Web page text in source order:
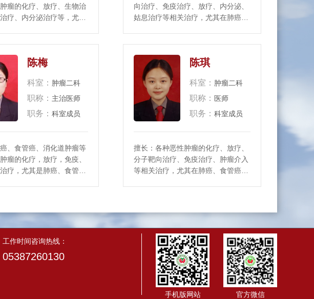
瘤的化疗、放疗、生物治
疗、内分泌治疗等，尤其
向治疗、免疫治疗、放疗、内分泌、
姑息治疗等相关治疗，尤其在肺癌、
陈梅
科室： 肿瘤二科
职称： 主治医师
职务：科室成员
、食管癌、消化道肿瘤等
瘤的化疗，放疗，免疫、
疗，尤其是肺癌、食管癌
陈琪
科室： 肿瘤二科
职称： 医师
职务：科室成员
擅长：各种恶性肿瘤的化疗、放疗、
分子靶向治疗、免疫治疗、肿瘤介入
等相关治疗，尤其在肺癌、食管癌等
工作时间咨询热线：
05387260130
官方微信
手机版网站